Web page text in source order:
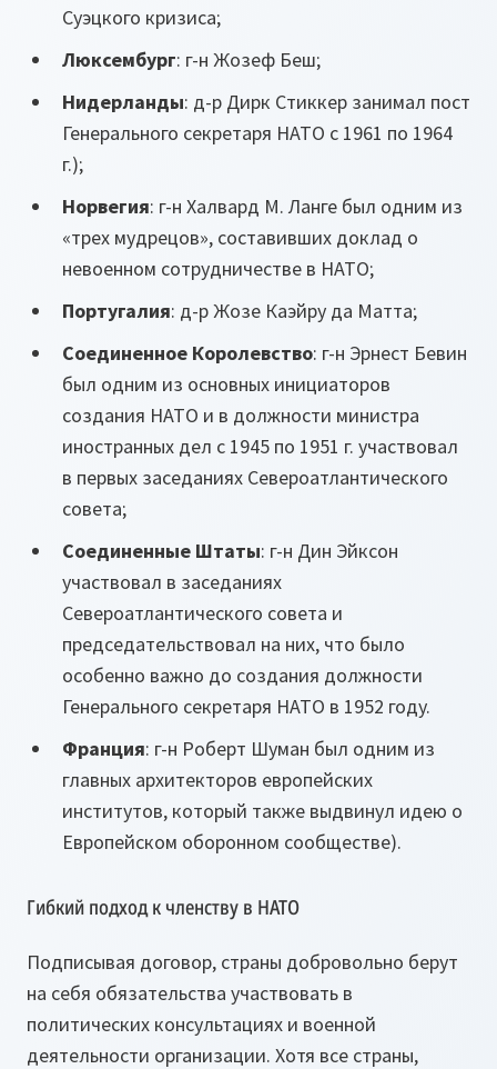
Суэцкого кризиса;
Люксембург: г-н Жозеф Беш;
Нидерланды: д-р Дирк Стиккер занимал пост
Генерального секретаря НАТО с 1961 по 1964
г.);
Норвегия: г-н Халвард M. Ланге был одним из
«трех мудрецов», составивших доклад о
невоенном сотрудничестве в НАТО;
Португалия: д-р Жозе Каэйру да Матта;
Соединенное Королевство: г-н Эрнест Бевин
был одним из основных инициаторов
создания НАТО и в должности министра
иностранных дел с 1945 по 1951 г. участвовал
в первых заседаниях Североатлантического
совета;
Соединенные Штаты: г-н Дин Эйксон
участвовал в заседаниях
Североатлантического совета и
председательствовал на них, что было
особенно важно до создания должности
Генерального секретаря НАТО в 1952 году.
Франция: г-н Роберт Шуман был одним из
главных архитекторов европейских
институтов, который также выдвинул идею о
Европейском оборонном сообществе).
Гибкий подход к членству в НАТО
Подписывая договор, страны добровольно берут
на себя обязательства участвовать в
политических консультациях и военной
деятельности организации. Хотя все страны,